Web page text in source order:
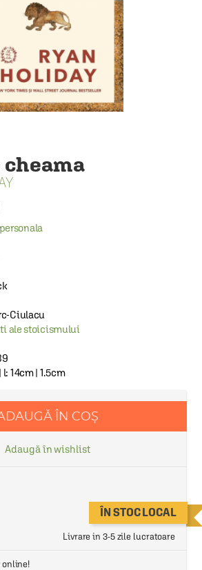
Ciulacu
ale stoicismului
l: 14cm | 1.5cm
ÎN COȘ
Adaugă în wishlist
ÎN STOC LOCAL
Livrare in 3-5 zile lucratoare
online!